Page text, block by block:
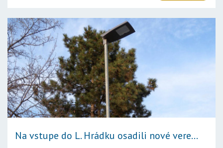
Na vstupe do L. Hrádku osadili nové vere...